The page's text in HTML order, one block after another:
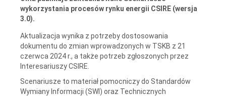
wykorzystania procesów rynku energii CSIRE (wersja
3.0).
Aktualizacja wynika z potrzeby dostosowania
dokumentu do zmian wprowadzonych w TSKB z 21
czerwca 2024 r., a także potrzeb zgłoszonych przez
Interesariuszy CSIRE.
Scenariusze to materiał pomocniczy do Standardów
Wymiany Informacji (SWI) oraz Technicznych